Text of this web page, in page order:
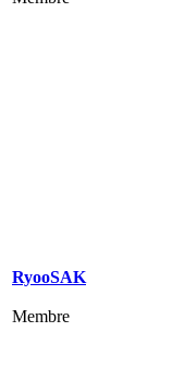
RyooSAK
Membre